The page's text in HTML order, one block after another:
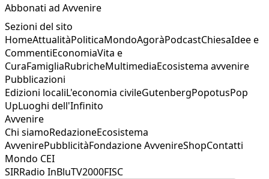
Abbonati ad Avvenire
Sezioni del sito
HomeAttualitàPoliticaMondoAgoràPodcastChiesaIdee e
CommentiEconomiaVita e
CuraFamigliaRubricheMultimediaEcosistema avvenire
Pubblicazioni
Edizioni localiL'economia civileGutenbergPopotusPop
UpLuoghi dell'Infinito
Avvenire
Chi siamoRedazioneEcosistema
AvvenirePubblicitàFondazione AvvenireShopContatti
Mondo CEI
SIRRadio InBluTV2000FISC